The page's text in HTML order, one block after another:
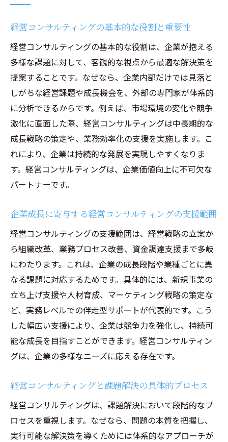
践力
経営コンサルティングで明確になる役割の
違い
戦略コンサルと総合コンサルの業務範囲比
較
経営コンサルティングのアプローチと戦略
コンサルの視点
企業課題に対する経営コンサルティングの
対応力
コンサルタントの専門性で見るサービスの
専門性が際立つ経営コンサルティングの魅力
経営コンサルティングの専門知識が企業成
長を後押し
現場に寄り添う経営コンサルティングの強
みと価値
経営戦略コンサルティングの実践例と成果
経営コンサルティングが提供するオーダー
メイド支援
専門性を活かした経営コンサルティングの
企業成長を支えるコンサルの選び方ガイド
経営コンサルティングを選ぶ際のポイント
と基準
企業戦略に適した経営コンサルティングの
経営コンサルティングの基本的な役割と重要性
経営コンサルティングの基本的な役割は、企業が抱える
多様な課題に対して、客観的な視点から最適な解決策を
提案することです。なぜなら、企業内部だけでは見落と
しがちな経営課題や成長機会を、外部の専門家が体系的
に分析できるからです。例えば、市場環境の変化や競争
激化に直面した際、経営コンサルティングは中長期的な
成長戦略の策定や、業務効率化の支援を実施します。こ
れにより、企業は持続的な発展を実現しやすくなりま
す。経営コンサルティングは、企業価値向上に不可欠な
パートナーです。
企業成長に寄与する経営コンサルティングの支援範囲
経営コンサルティングの支援範囲は、経営戦略の立案か
ら組織改革、業務プロセス改善、資金調達支援まで多岐
にわたります。これは、企業の成長段階や業種ごとに異
なる課題に対応するためです。具体的には、新規事業の
立ち上げ支援や人材育成、マーケティング戦略の策定な
ど、実務レベルでの伴走型サポートが代表的です。こう
した幅広い支援により、企業は競争力を強化し、持続可
能な成長を目指すことができます。経営コンサルティン
グは、企業の多様なニーズに応える存在です。
経営コンサルティングと課題解決の具体的プロセス
経営コンサルティングは、課題解決において段階的なプ
ロセスを重視します。なぜなら、問題の本質を把握し、
実行可能な解決策を導くためには体系的なアプローチが